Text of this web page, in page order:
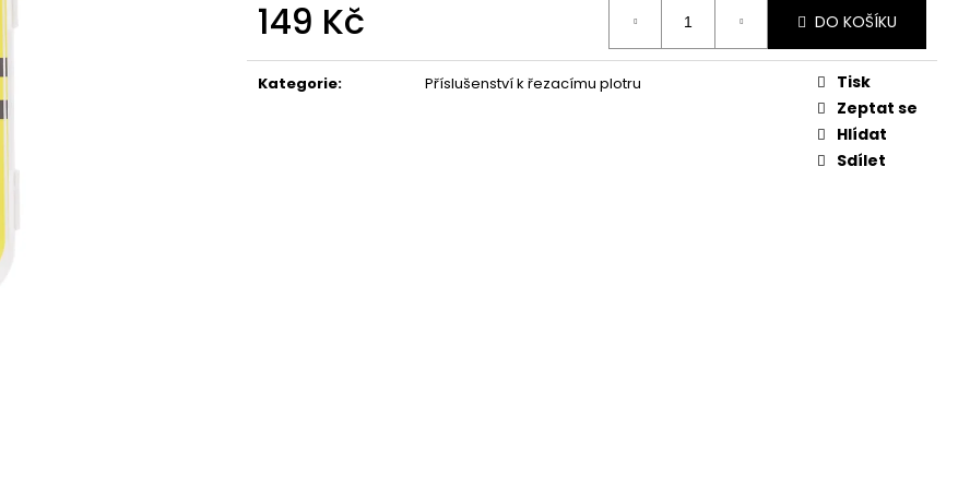
149 Kč DO KOŠÍKU
Kategorie: Příslušenství k řezacímu plotru
Tisk
Zeptat se
Hlídat
Sdílet